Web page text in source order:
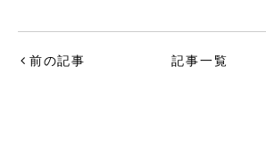
前の記事 記事一覧